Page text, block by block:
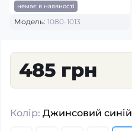
немає в наявності
Модель: 1080-1013
485 грн
Колір: Джинсовий синій